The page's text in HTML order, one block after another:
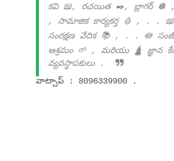
కవి 📖, రచయిత ✒️, బ్లాగర్ 🪩
, సామాజిక కార్యకర్త 🩸 , . .
సంరక్షణ వేదిక 📚 , . . 🪷
ఆశ్రమం 🌱 , మరియు 🛕 జ్ఞాన
వ్యవస్థాపకులు .
వాట్సాప్ : 8096339900 .